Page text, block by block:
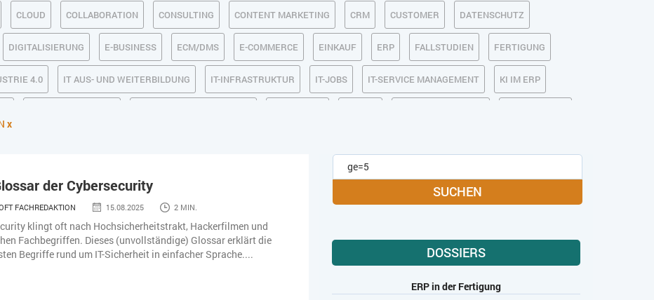
CLOUD COLLABORATION CONSULTING CONTENT MARKETING CRM CUSTOMER DATENSCHUTZ
DIGITALISIERUNG E-BUSINESS ECM/DMS E-COMMERCE EINKAUF ERP FALLSTUDIEN FERTIGUNG
4.0 IT AUS- UND WEITERBILDUNG IT-INFRASTRUKTUR IT-JOBS IT-SERVICE MANAGEMENT KI IM ERP
x
der Cybersecurity
FACHREDAKTION 15.08.2025 2 MIN.
klingt oft nach Hochsicherheitstrakt, Hackerfilmen und
Fachbegriffen. Dieses (unvollständige) Glossar erklärt die
Begriffe rund um IT-Sicherheit in einfacher Sprache....
SUCHEN
DOSSIERS
ERP in der Fertigung